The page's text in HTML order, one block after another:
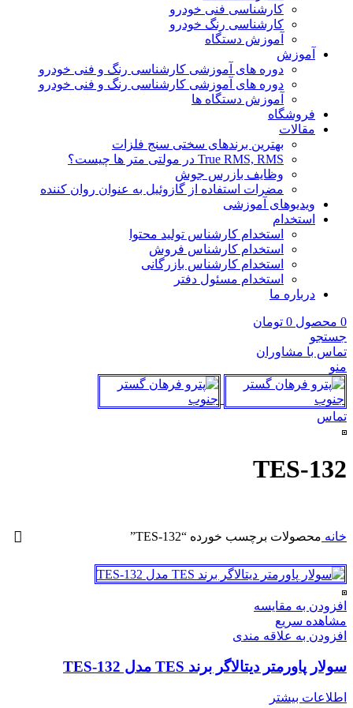
کارشناسی فنی خودرو
کارشناسی رنگ خودرو
آموزش دستگاه
آموزش
دوره های آموزشی کارشناسی رنگ و فنی خودرو
دوره های آموزشی کارشناسی رنگ و فنی خودرو
آموزش دستگاه ها
فروشگاه
مقالات
بهترین برندهای سختی سنج فلزات
True RMS, RMS در مولتی متر ها چیست؟
وظایف بازرس جوش
مضرات استفاده از گازوئیل به عنوان روان کننده
ویدیوهای آموزشی
استخدام
استخدام کارشناس تولید محتوا
استخدام کارشناس فروش
استخدام کارشناس بازرگانی
استخدام مسئول دفتر
درباره ما
0 محصول 0 تومان
جستجو
تماس با مشاوران
منو
تماس
TES-132
خانه محصولات برچسب خورده “TES-132”
افزودن به مقایسه
مشاهده سریع
افزودن به علاقه مندی
سولار پاورمتر دیتالاگر برند TES مدل TES-132
اطلاعات بیشتر